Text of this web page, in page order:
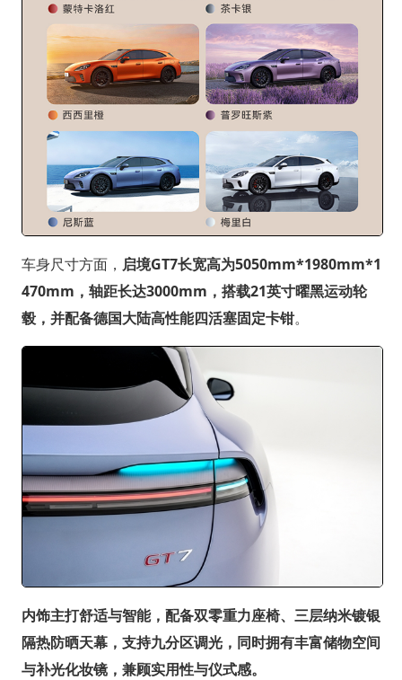
车身尺寸方面， 启境GT7长宽高为5050mm*1980mm*1
470mm，轴距长达3000mm，搭载21英寸曜黑运动轮
毂，并配备德国大陆高性能四活塞固定卡钳。
内饰主打舒适与智能，配备双零重力座椅、三层纳米镀银
隔热防晒天幕，支持九分区调光，同时拥有丰富储物空间
与补光化妆镜，兼顾实用性与仪式感。